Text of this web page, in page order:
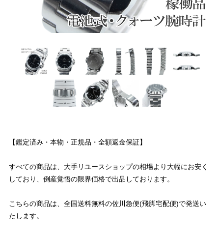
【鑑定済み・本物・正規品・全額返金保証】
すべての商品は、大手リユースショップの相場より大幅にお安く
しており、倒産覚悟の限界価格で出品しております。
こちらの商品は、全国送料無料の佐川急便(飛脚宅配便)で発送い
たします。